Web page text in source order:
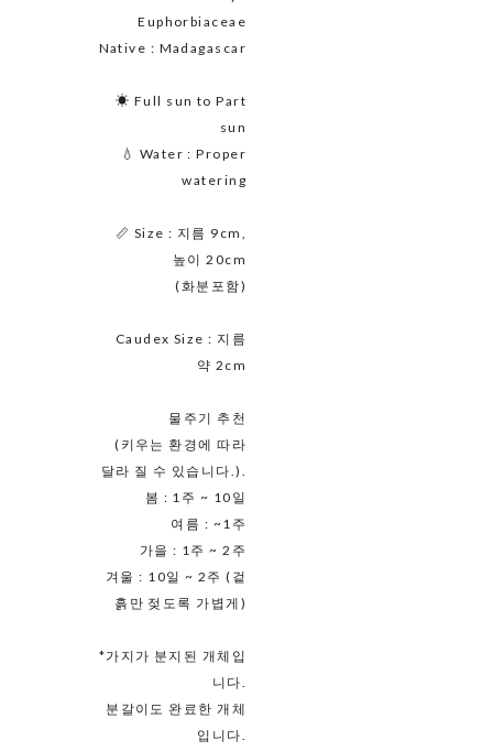
Euphorbiaceae
Native : Madagascar
☀ Full sun to Part
sun
💧 Water : Proper
watering
📏 Size : 지름 9cm,
높이 20cm
(화분포함)
Caudex Size : 지름
약 2cm
물주기 추천
(키우는 환경에 따라
달라 질 수 있습니다.).
봄 : 1주 ~ 10일
여름 : ~1주
가을 : 1주 ~ 2주
겨울 : 10일 ~ 2주 (겉
흙만 젖도록 가볍게)
*가지가 분지된 개체입
니다.
분갈이도 완료한 개체
입니다.